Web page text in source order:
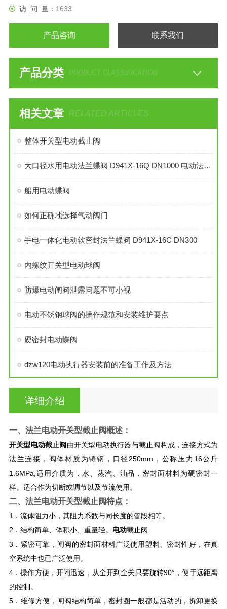
访 问 量： 1633
产品咨询 联系我们
产品分类 PRODUCT CLASSIFICATION
相关文章 RELATED ARTICLES
整体开关型电动截止阀
大口径水用电动法兰蝶阀 D941X-16Q DN1000 电动法兰铸钢蝶阀
船用电动蝶阀
如何正确地选择气动阀门
手电一体化电动软密封法兰蝶阀 D941X-16C DN300
内螺纹开关型电动球阀
防爆电动闸阀泄露问题不可小视
电动不锈钢球阀的操作规范和安装维护要点
硬密封电动蝶阀
dzw120电动执行器安装前的准备工作及方法
详细介绍
一、 法兰电动开关型截止阀概述：
开关型电动截止阀由开关型电动执行器与截止阀构成，连接方式为
法兰连接，阀体材质为铸钢，口径250mm，公称压力16公斤
1.6MPa,适用介质为，水、蒸汽、油品，密封面材料为硬密封一
样。适合作为切断或调节以及节流使用。
二、 法兰电动开关型截止阀特点：
1．流体阻力小，其阻力系数与同长度的管段相等。
2．结构简单、体积小、重量轻。 电动截止阀
3．紧密可靠，闸阀的密封面材料广泛使用塑料、密封性好，在真
空系统中也已广泛使用。
4．操作方便，开闭迅速，从全开到全关只要旋转90°，便于远距离
的控制。
5．维修方便，闸阀结构简单，密封圈一般都是活动的，拆卸更换